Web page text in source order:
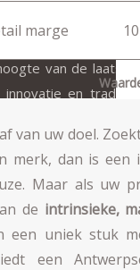
marge
van uw doel.
merk, dan is een
Maar als uw
de intrinsieke,
een uniek stuk
een